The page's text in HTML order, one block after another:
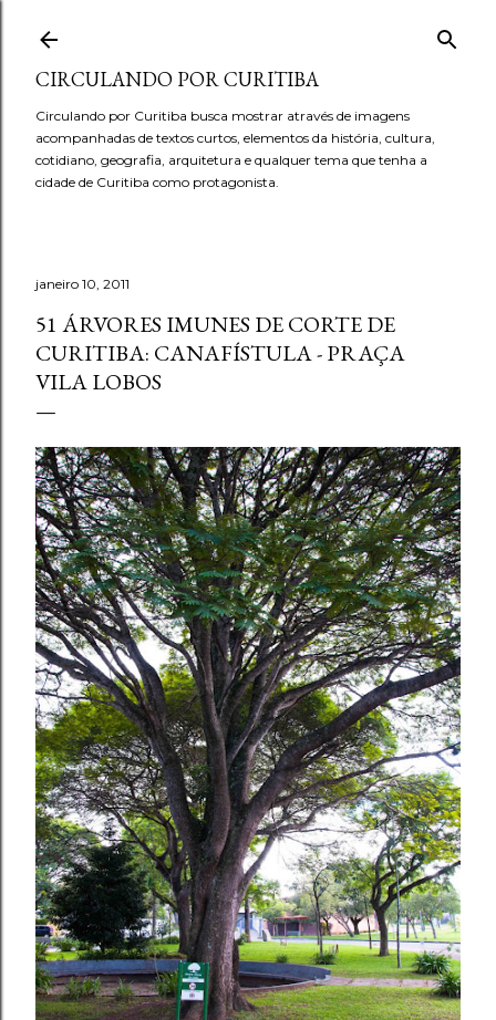
CIRCULANDO POR CURITIBA
Circulando por Curitiba busca mostrar através de imagens
acompanhadas de textos curtos, elementos da história, cultura,
cotidiano, geografia, arquitetura e qualquer tema que tenha a
cidade de Curitiba como protagonista.
janeiro 10, 2011
51 ÁRVORES IMUNES DE CORTE DE
CURITIBA: CANAFÍSTULA - PRAÇA
VILA LOBOS